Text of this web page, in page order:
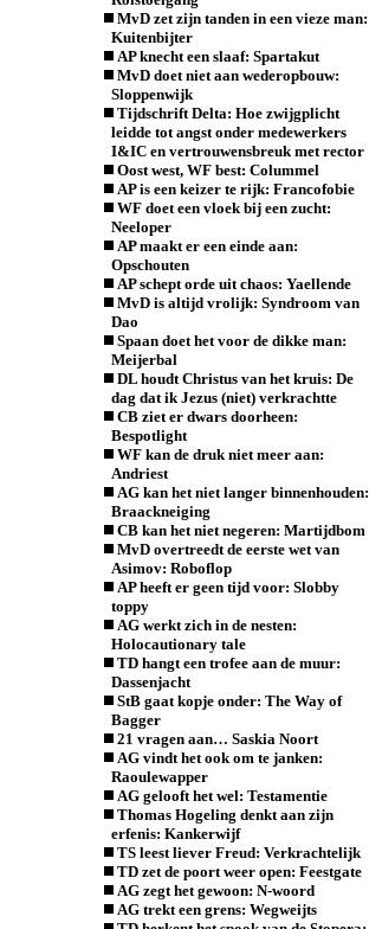
MvD zet zijn tanden in een vieze man:
Kuitenbijter
AP knecht een slaaf: Spartakut
MvD doet niet aan wederopbouw:
Sloppenwijk
Tijdschrift Delta: Hoe zwijgplicht
leidde tot angst onder medewerkers
I&IC en vertrouwensbreuk met rector
Oost west, WF best: Colummel
AP is een keizer te rijk: Francofobie
WF doet een vloek bij een zucht:
Neeloper
AP maakt er een einde aan:
Opschouten
AP schept orde uit chaos: Yaellende
MvD is altijd vrolijk: Syndroom van
Dao
Spaan doet het voor de dikke man:
Meijerbal
DL houdt Christus van het kruis: De
dag dat ik Jezus (niet) verkrachtte
CB ziet er dwars doorheen:
Bespotlight
WF kan de druk niet meer aan:
Andriest
AG kan het niet langer binnenhouden:
Braackneiging
CB kan het niet negeren: Martijdbom
MvD overtreedt de eerste wet van
Asimov: Roboflop
AP heeft er geen tijd voor: Slobby
toppy
AG werkt zich in de nesten:
Holocautionary tale
TD hangt een trofee aan de muur:
Dassenjacht
StB gaat kopje onder: The Way of
Bagger
21 vragen aan… Saskia Noort
AG vindt het ook om te janken:
Raoulewapper
AG gelooft het wel: Testamentie
Thomas Hogeling denkt aan zijn
erfenis: Kankerwijf
TS leest liever Freud: Verkrachtelijk
TD zet de poort weer open: Feestgate
AG zegt het gewoon: N-woord
AG trekt een grens: Wegweijts